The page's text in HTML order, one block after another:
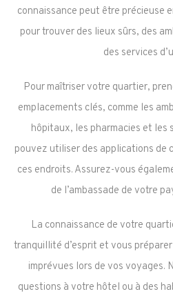
connaissance peut être précieuse
pour trouver des lieux sûrs, des
des services
Pour maîtriser votre quartier,
emplacements clés, comme les
hôpitaux, les pharmacies et les
pouvez utiliser des applications de
ces endroits. Assurez-vous
de l’ambassade de votre
La connaissance de votre
tranquillité d’esprit et vous
imprévues lors de vos voyages.
questions à votre hôtel ou à des